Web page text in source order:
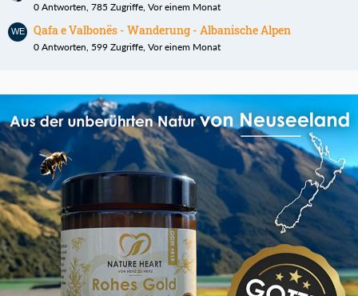
0 Antworten, 785 Zugriffe, Vor einem Monat
Qafa e Valbonës - Wanderung - Albanische Alpen
0 Antworten, 599 Zugriffe, Vor einem Monat